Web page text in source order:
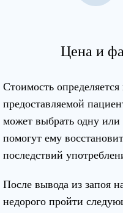
Цена и
Стоимость
предоставляемой
может выбрать одну или
помогут ему
последствий
После вывода из запоя
недорого пройти